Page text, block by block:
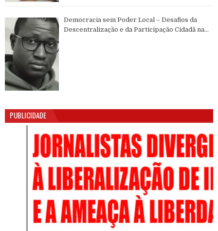
Democracia sem Poder Local – Desafios da
Descentralização e da Participação Cidadã na
PUBLICIDADE